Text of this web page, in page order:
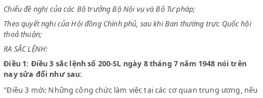
Chiểu sắc lệnh số 200-SL ngày 8 tháng 7 năm 1948 ấn định việc truy
chức bỏ việc trong thời kỳ kháng chiến;
Chiểu đề nghị của các Bộ trưởng Bộ Nội vụ và Bộ Tư pháp;
Theo quyết nghị của Hội đồng Chính phủ, sau khi Ban thường trực
thoả thuận;
RA SẮC LỆNH: